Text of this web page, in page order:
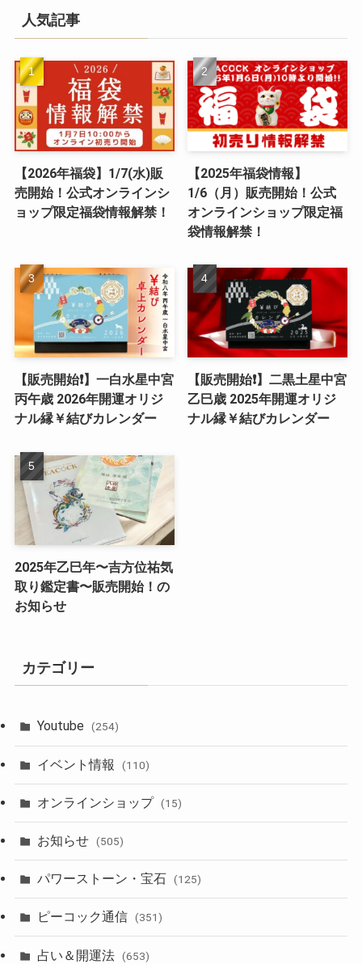
人気記事
【2026年福袋】1/7(水)販
売開始！公式オンラインシ
ョップ限定福袋情報解禁！
【2025年福袋情報】
1/6（月）販売開始！公式
オンラインショップ限定福
袋情報解禁！
【販売開始❗️】一白水星中宮
丙午歳 2026年開運オリジ
ナル縁￥結びカレンダー
【販売開始❗️】二黒土星中宮
乙巳歳 2025年開運オリジ
ナル縁￥結びカレンダー
2025年乙巳年〜吉方位祐気
取り鑑定書〜販売開始！の
お知らせ
カテゴリー
Youtube (254)
イベント情報 (110)
オンラインショップ (15)
お知らせ (505)
パワーストーン・宝石 (125)
ピーコック通信 (351)
占い＆開運法 (653)